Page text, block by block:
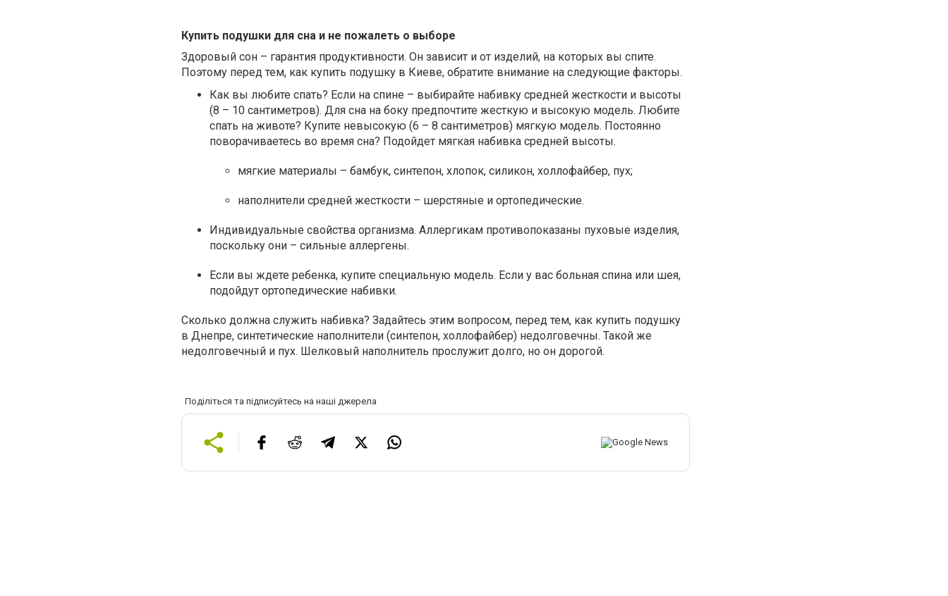
Купить подушки для сна и не пожалеть о выборе
Здоровый сон – гарантия продуктивности. Он зависит и от изделий, на которых вы спите.
Поэтому перед тем, как купить подушку в Киеве, обратите внимание на следующие факторы.
Как вы любите спать? Если на спине – выбирайте набивку средней жесткости и высоты
(8 – 10 сантиметров). Для сна на боку предпочтите жесткую и высокую модель. Любите
спать на животе? Купите невысокую (6 – 8 сантиметров) мягкую модель. Постоянно
поворачиваетесь во время сна? Подойдет мягкая набивка средней высоты.
мягкие материалы – бамбук, синтепон, хлопок, силикон, холлофайбер, пух;
наполнители средней жесткости – шерстяные и ортопедические.
Индивидуальные свойства организма. Аллергикам противопоказаны пуховые изделия,
поскольку они – сильные аллергены.
Если вы ждете ребенка, купите специальную модель. Если у вас больная спина или шея,
подойдут ортопедические набивки.
Сколько должна служить набивка? Задайтесь этим вопросом, перед тем, как купить подушку
в Днепре, синтетические наполнители (синтепон, холлофайбер) недолговечны. Такой же
недолговечный и пух. Шелковый наполнитель прослужит долго, но он дорогой.
Поділіться та підписуйтесь на наші джерела